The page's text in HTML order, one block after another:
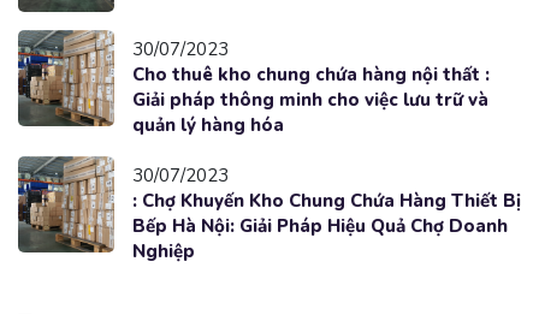
30/07/2023
Cho thuê kho chung chứa hàng nội thất :
Giải pháp thông minh cho việc lưu trữ và
quản lý hàng hóa
30/07/2023
: Chợ Khuyến Kho Chung Chứa Hàng Thiết Bị
Bếp Hà Nội: Giải Pháp Hiệu Quả Chợ Doanh
Nghiệp